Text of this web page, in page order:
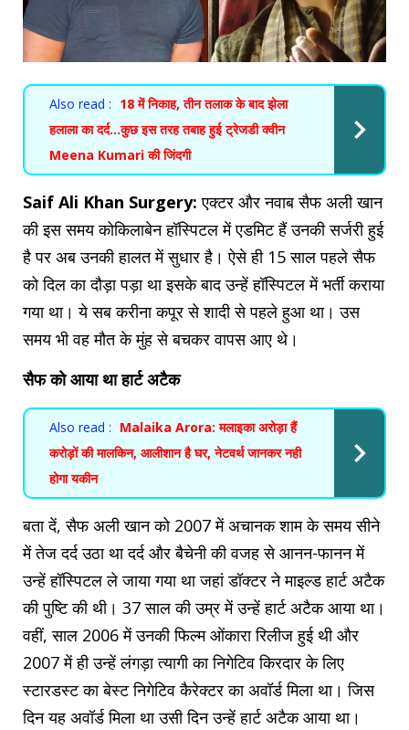
Also read : 18 में निकाह, तीन तलाक के बाद झेला
हलाला का दर्द…कुछ इस तरह तबाह हुई ट्रेजडी क्वीन
Meena Kumari की जिंदगी
Saif Ali Khan Surgery: एक्टर और नवाब सैफ अली खान
की इस समय कोकिलाबेन हॉस्पिटल में एडमिट हैं उनकी सर्जरी हुई
है पर अब उनकी हालत में सुधार है। ऐसे ही 15 साल पहले सैफ
को दिल का दौड़ा पड़ा था इसके बाद उन्हें हॉस्पिटल में भर्ती कराया
गया था। ये सब करीना कपूर से शादी से पहले हुआ था। उस
समय भी वह मौत के मुंह से बचकर वापस आए थे।
सैफ को आया था हार्ट अटैक
Also read : Malaika Arora: मलाइका अरोड़ा हैं
करोड़ों की मालकिन, आलीशान है घर, नेटवर्थ जानकर नही
होगा यकीन
बता दें, सैफ अली खान को 2007 में अचानक शाम के समय सीने
में तेज दर्द उठा था दर्द और बैचेनी की वजह से आनन-फानन में
उन्हें हॉस्पिटल ले जाया गया था जहां डॉक्टर ने माइल्ड हार्ट अटैक
की पुष्टि की थी। 37 साल की उम्र में उन्हें हार्ट अटैक आया था।
वहीं, साल 2006 में उनकी फिल्म ओंकारा रिलीज हुई थी और
2007 में ही उन्हें लंगड़ा त्यागी का निगेटिव किरदार के लिए
स्टारडस्ट का बेस्ट निगेटिव कैरेक्टर का अवॉर्ड मिला था। जिस
दिन यह अवॉर्ड मिला था उसी दिन उन्हें हार्ट अटैक आया था।